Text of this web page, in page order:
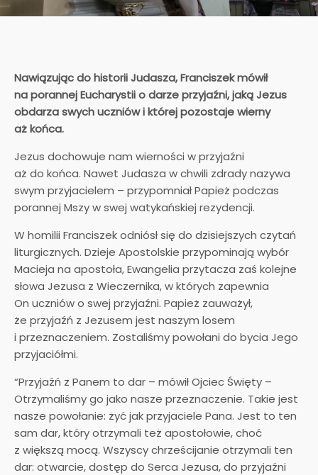
Nawiązując do historii Judasza, Franciszek mówił
na porannej Eucharystii o darze przyjaźni, jaką Jezus
obdarza swych uczniów i której pozostaje wierny
aż końca.
Jezus dochowuje nam wierności w przyjaźni
aż do końca. Nawet Judasza w chwili zdrady nazywa
swym przyjacielem – przypomniał Papież podczas
porannej Mszy w swej watykańskiej rezydencji.
W homilii Franciszek odniósł się do dzisiejszych czytań
liturgicznych. Dzieje Apostolskie przypominają wybór
Macieja na apostoła, Ewangelia przytacza zaś kolejne
słowa Jezusa z Wieczernika, w których zapewnia
On uczniów o swej przyjaźni. Papież zauważył,
że przyjaźń z Jezusem jest naszym losem
i przeznaczeniem. Zostaliśmy powołani do bycia Jego
przyjaciółmi.
“Przyjaźń z Panem to dar – mówił Ojciec Święty –
Otrzymaliśmy go jako nasze przeznaczenie. Takie jest
nasze powołanie: żyć jak przyjaciele Pana. Jest to ten
sam dar, który otrzymali też apostołowie, choć
z większą mocą. Wszyscy chrześcijanie otrzymali ten
dar: otwarcie, dostęp do Serca Jezusa, do przyjaźni